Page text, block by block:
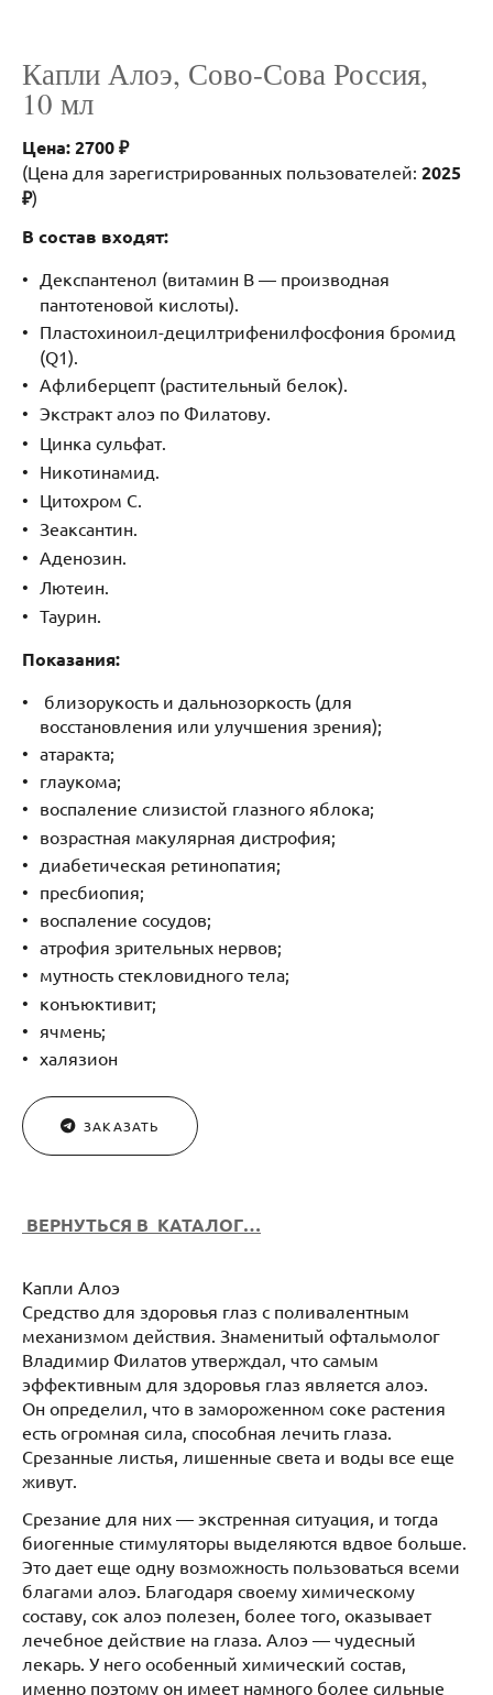
Капли Алоэ, Сово-Сова Россия,
10 мл
Цена: 2700 ₽
(Цена для зарегистрированных пользователей: 2025
₽)
В состав входят:
Декспантенол (витамин В — производная
пантотеновой кислоты).
Пластохиноил-децилтрифенилфосфония бромид
(Q1).
Афлиберцепт (растительный белок).
Экстракт алоэ по Филатову.
Цинка сульфат.
Никотинамид.
Цитохром С.
Зеаксантин.
Аденозин.
Лютеин.
Таурин.
Показания:
близорукость и дальнозоркость (для
восстановления или улучшения зрения);
атаракта;
глаукома;
воспаление слизистой глазного яблока;
возрастная макулярная дистрофия;
диабетическая ретинопатия;
пресбиопия;
воспаление сосудов;
атрофия зрительных нервов;
мутность стекловидного тела;
конъюктивит;
ячмень;
халязион
ЗАКАЗАТЬ
ВЕРНУТЬСЯ В КАТАЛОГ…
Капли Алоэ
Средство для здоровья глаз с поливалентным
механизмом действия. Знаменитый офтальмолог
Владимир Филатов утверждал, что самым
эффективным для здоровья глаз является алоэ.
Он определил, что в замороженном соке растения
есть огромная сила, способная лечить глаза.
Срезанные листья, лишенные света и воды все еще
живут.
Срезание для них — экстренная ситуация, и тогда
биогенные стимуляторы выделяются вдвое больше.
Это дает еще одну возможность пользоваться всеми
благами алоэ. Благодаря своему химическому
составу, сок алоэ полезен, более того, оказывает
лечебное действие на глаза. Алоэ — чудесный
лекарь. У него особенный химический состав,
именно поэтому он имеет намного более сильные